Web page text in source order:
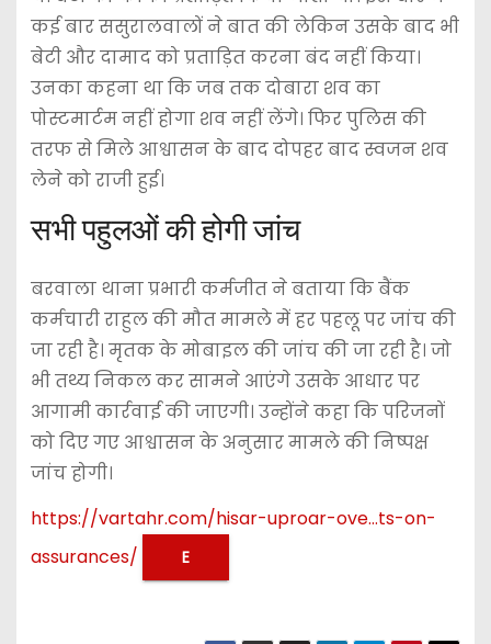
कई बार ससुरालवालों ने बात की लेकिन उसके बाद भी
बेटी और दामाद को प्रताड़ित करना बंद नहीं किया।
उनका कहना था कि जब तक दोबारा शव का
पोस्टमार्टम नहीं होगा शव नहीं लेंगे। फिर पुलिस की
तरफ से मिले आश्वासन के बाद दोपहर बाद स्वजन शव
लेने को राजी हुई।
सभी पहुलओं की होगी जांच
बरवाला थाना प्रभारी कर्मजीत ने बताया कि बैंक
कर्मचारी राहुल की मौत मामले में हर पहलू पर जांच की
जा रही है। मृतक के मोबाइल की जांच की जा रही है। जो
भी तथ्य निकल कर सामने आएंगे उसके आधार पर
आगामी कार्रवाई की जाएगी। उन्होंने कहा कि परिजनों
को दिए गए आश्वासन के अनुसार मामले की निष्पक्ष
जांच होगी।
https://vartahr.com/hisar-uproar-ove…ts-on-
assurances/ E